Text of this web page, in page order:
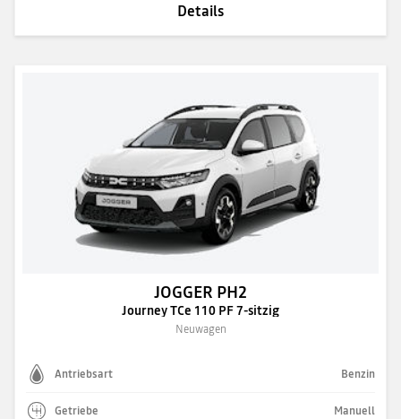
Details
JOGGER PH2
Journey TCe 110 PF 7-sitzig
Neuwagen
Antriebsart Benzin
Getriebe Manuell